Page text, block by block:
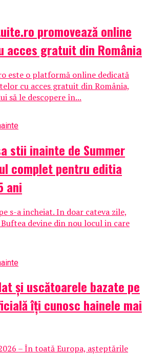
promovează online
acces gratuit din România
este o platformă online dedicată
cu acces gratuit din România,
să le descopere în...
stii inainte de Summer
complet pentru editia
ani
s-a incheiat. In doar cateva zile,
devine din nou locul in care
și uscătoarele bazate pe
îți cunosc hainele mai
– În toată Europa, așteptările